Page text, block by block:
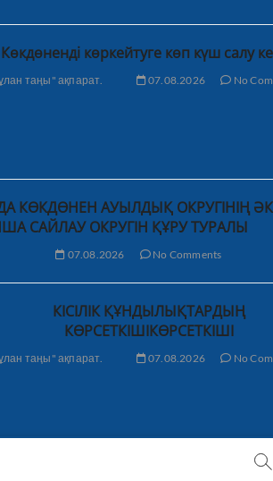
Көкдөненді көркейтуге көп күш салу
таңы" ақпарат. 07.08.2026 No
КӨКДӨНЕН АУЫЛДЫҚ ОКРУГІНІҢ
САЙЛАУ ОКРУГІН ҚҰРУ ТУРАЛЫ
07.08.2026 No Comments
КІСІЛІК ҚҰНДЫЛЫҚТАРДЫҢ
КӨРСЕТКІШІКӨРСЕТКІШІ
таңы" ақпарат. 07.08.2026 No